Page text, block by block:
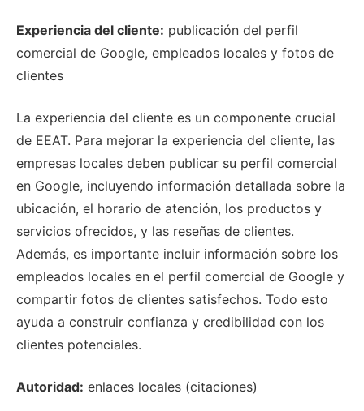
Experiencia del cliente: publicación del perfil
comercial de Google, empleados locales y fotos de
clientes
La experiencia del cliente es un componente crucial
de EEAT. Para mejorar la experiencia del cliente, las
empresas locales deben publicar su perfil comercial
en Google, incluyendo información detallada sobre la
ubicación, el horario de atención, los productos y
servicios ofrecidos, y las reseñas de clientes.
Además, es importante incluir información sobre los
empleados locales en el perfil comercial de Google y
compartir fotos de clientes satisfechos. Todo esto
ayuda a construir confianza y credibilidad con los
clientes potenciales.
Autoridad: enlaces locales (citaciones)